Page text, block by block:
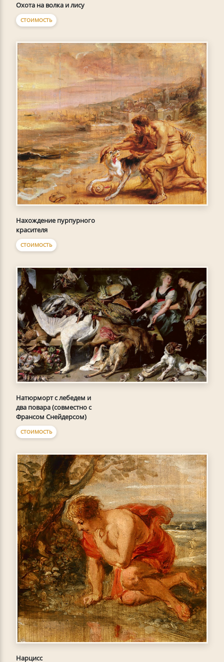
Охота на волка и лису
СТОИМОСТЬ
Нахождение пурпурного
красителя
СТОИМОСТЬ
Натюрморт с лебедем и
два повара (совместно с
Франсом Снейдерсом)
СТОИМОСТЬ
Нарцисс